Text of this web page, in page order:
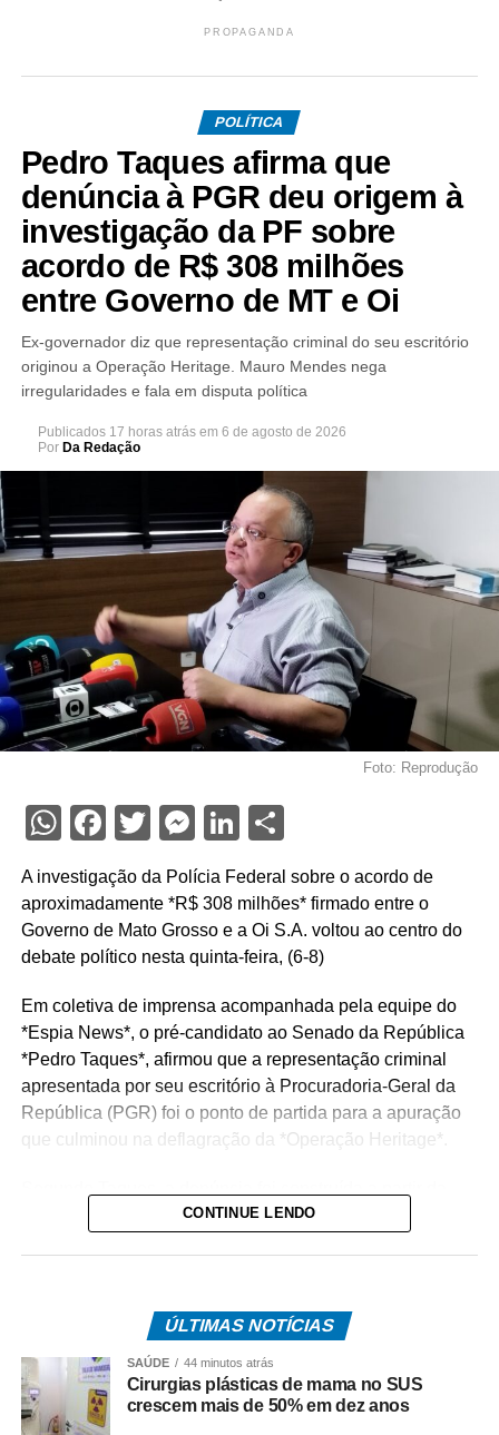
PROPAGANDA
POLÍTICA
Pedro Taques afirma que
denúncia à PGR deu origem à
investigação da PF sobre
acordo de R$ 308 milhões
entre Governo de MT e Oi
Ex-governador diz que representação criminal do seu escritório
originou a Operação Heritage. Mauro Mendes nega
irregularidades e fala em disputa política
Publicados 17 horas atrás em 6 de agosto de 2026
Por Da Redação
Foto: Reprodução
WhatsApp
Facebook
Twitter
Messenger
LinkedIn
Share
A investigação da Polícia Federal sobre o acordo de
aproximadamente *R$ 308 milhões* firmado entre o
Governo de Mato Grosso e a Oi S.A. voltou ao centro do
debate político nesta quinta-feira, (6-8)
Em coletiva de imprensa acompanhada pela equipe do
*Espia News*, o pré-candidato ao Senado da República
*Pedro Taques*, afirmou que a representação criminal
apresentada por seu escritório à Procuradoria-Geral da
República (PGR) foi o ponto de partida para a apuração
que culminou na deflagração da *Operação Heritage*.
análise de documentos que, na avaliação dele, apontam
*Como surgiu o caso*
O acordo investigado envolve uma disputa tributária entre
o Governo de Mato Grosso e a Oi S.A., encerrada por
meio de um acordo administrativo que movimentou cerca
de R$ 308 milhões.
CONTINUE LENDO
ÚLTIMAS NOTÍCIAS
SAÚDE 44 minutos atrás
Cirurgias plásticas de mama no SUS
crescem mais de 50% em dez anos